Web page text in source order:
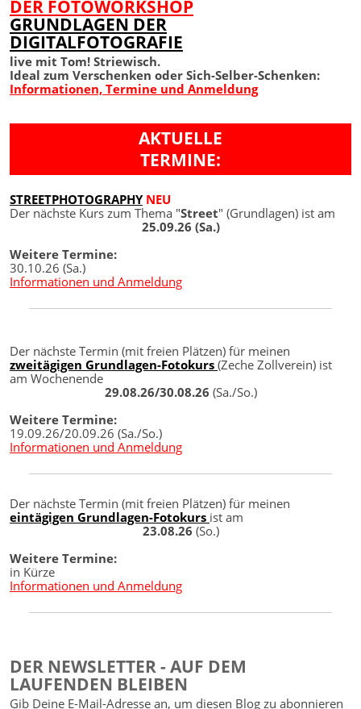
DER FOTOWORKSHOP
GRUNDLAGEN DER
DIGITALFOTOGRAFIE
live mit Tom! Striewisch.
Ideal zum Verschenken oder Sich-Selber-Schenken:
Informationen, Termine und Anmeldung
AKTUELLE
TERMINE:
STREETPHOTOGRAPHY NEU
Der nächste Kurs zum Thema "Street" (Grundlagen) ist am
25.09.26 (Sa.)
Weitere Termine:
30.10.26 (Sa.)
Informationen und Anmeldung
Der nächste Termin (mit freien Plätzen) für meinen
zweitägigen Grundlagen-Fotokurs (Zeche Zollverein) ist
am Wochenende
29.08.26/30.08.26 (Sa./So.)
Weitere Termine:
19.09.26/20.09.26 (Sa./So.)
Informationen und Anmeldung
Der nächste Termin (mit freien Plätzen) für meinen
eintägigen Grundlagen-Fotokurs ist am
23.08.26 (So.)
Weitere Termine:
in Kürze
Informationen und Anmeldung
DER NEWSLETTER - AUF DEM
LAUFENDEN BLEIBEN
Gib Deine E-Mail-Adresse an, um diesen Blog zu abonnieren